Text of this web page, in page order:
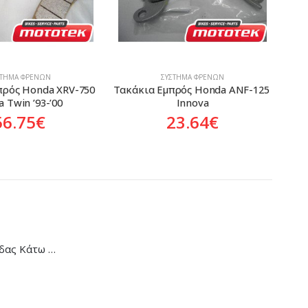
ΦΡΈΝΩΝ
Honda ANF-125
Innova
€
ΣΎΣΤΗΜΑ ΦΡΈΝΩΝ
Τακάκια Πίσω Honda CRF-
250/450R/X
49.02€
Κάλυμμα Αλυσίδας Κάτω Honda C-90